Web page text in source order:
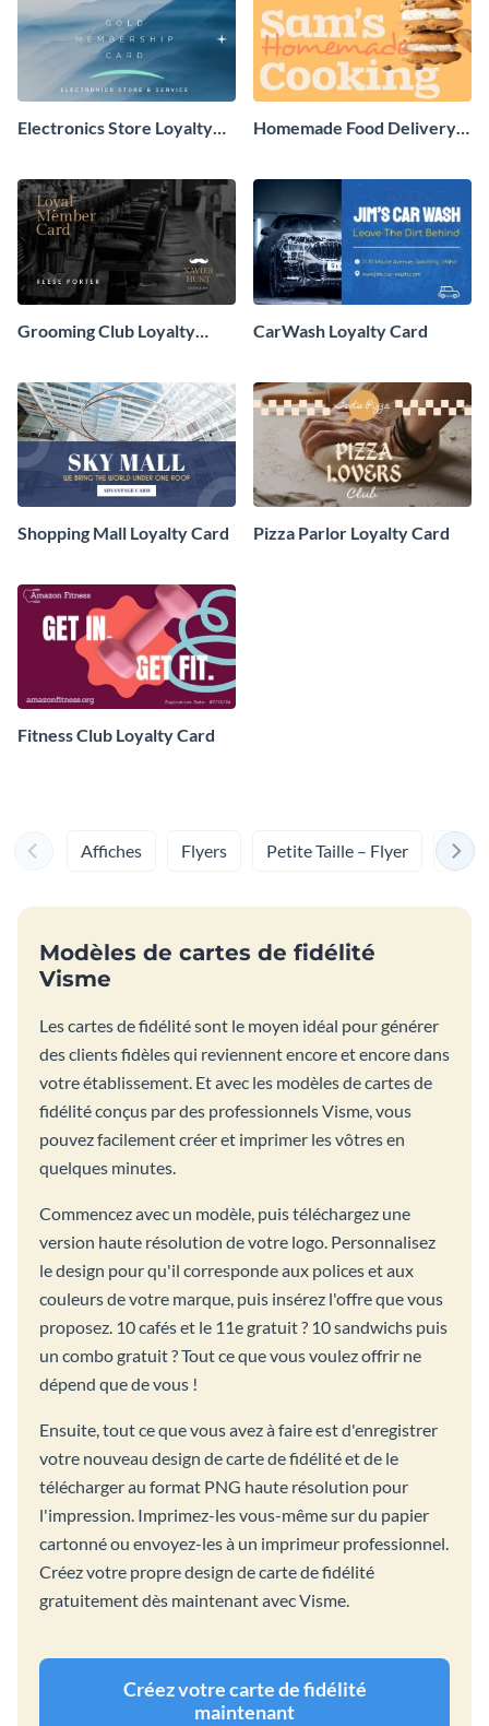
Electronics Store Loyalty
Homemade Food Delivery
Grooming Club Loyalty
CarWash Loyalty Card
Shopping Mall Loyalty Card Pizza Parlor Loyalty Card
Fitness Club Loyalty Card
Affiches Flyers Petite Taille – Flyer
Modèles de cartes de fidélité
Visme
Les cartes de fidélité sont le moyen idéal pour générer
des clients fidèles qui reviennent encore et encore dans
votre établissement. Et avec les modèles de cartes de
fidélité conçus par des professionnels Visme, vous
pouvez facilement créer et imprimer les vôtres en
quelques minutes.
Commencez avec un modèle, puis téléchargez une
version haute résolution de votre logo. Personnalisez
le design pour qu'il corresponde aux polices et aux
couleurs de votre marque, puis insérez l'offre que vous
proposez. 10 cafés et le 11e gratuit ? 10 sandwichs puis
un combo gratuit ? Tout ce que vous voulez offrir ne
dépend que de vous !
Ensuite, tout ce que vous avez à faire est d'enregistrer
votre nouveau design de carte de fidélité et de le
télécharger au format PNG haute résolution pour
l'impression. Imprimez-les vous-même sur du papier
cartonné ou envoyez-les à un imprimeur professionnel.
Créez votre propre design de carte de fidélité
gratuitement dès maintenant avec Visme.
Créez votre carte de fidélité
maintenant